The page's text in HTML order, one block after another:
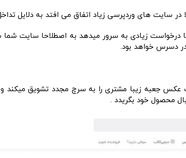
درخواست زیادی به سرور میدهد به اصطلاحا سایت
دسرس خواهد بود.
زیبا مشتری را به سرچ مجدد تشویق میکند و
محصول خود بگریدد .